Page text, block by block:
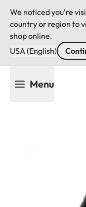
We noticed you're
country or region to
shop online.
USA (English)
Menu